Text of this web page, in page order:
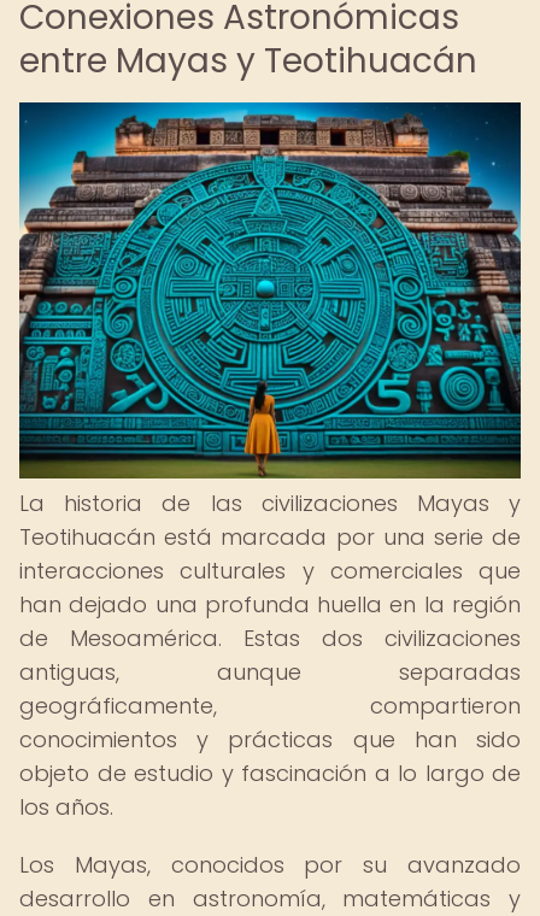
Conexiones Astronómicas
entre Mayas y Teotihuacán
La historia de las civilizaciones Mayas y
Teotihuacán está marcada por una serie de
interacciones culturales y comerciales que
han dejado una profunda huella en la región
de Mesoamérica. Estas dos civilizaciones
antiguas, aunque separadas
geográficamente, compartieron
conocimientos y prácticas que han sido
objeto de estudio y fascinación a lo largo de
los años.
Los Mayas, conocidos por su avanzado
desarrollo en astronomía, matemáticas y